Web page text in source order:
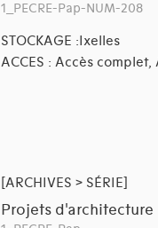
1_PECRE-Pap-NUM-208
STOCKAGE :Ixelles
ACCES : Accès complet,
[ARCHIVES > SÉRIE]
Projets d'architecture